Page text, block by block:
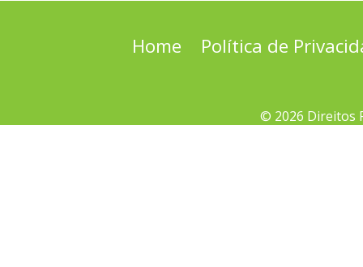
Home Política de
© 2026 Direitos